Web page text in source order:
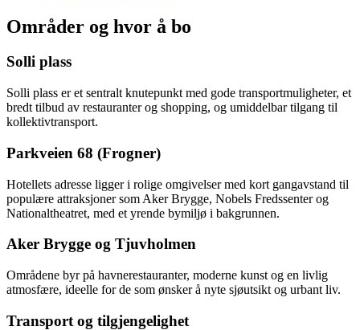
Områder og hvor å bo
Solli plass
Solli plass er et sentralt knutepunkt med gode transportmuligheter, et
bredt tilbud av restauranter og shopping, og umiddelbar tilgang til
kollektivtransport.
Parkveien 68 (Frogner)
Hotellets adresse ligger i rolige omgivelser med kort gangavstand til
populære attraksjoner som Aker Brygge, Nobels Fredssenter og
Nationaltheatret, med et yrende bymiljø i bakgrunnen.
Aker Brygge og Tjuvholmen
Områdene byr på havnerestauranter, moderne kunst og en livlig
atmosfære, ideelle for de som ønsker å nyte sjøutsikt og urbant liv.
Transport og tilgjengelighet